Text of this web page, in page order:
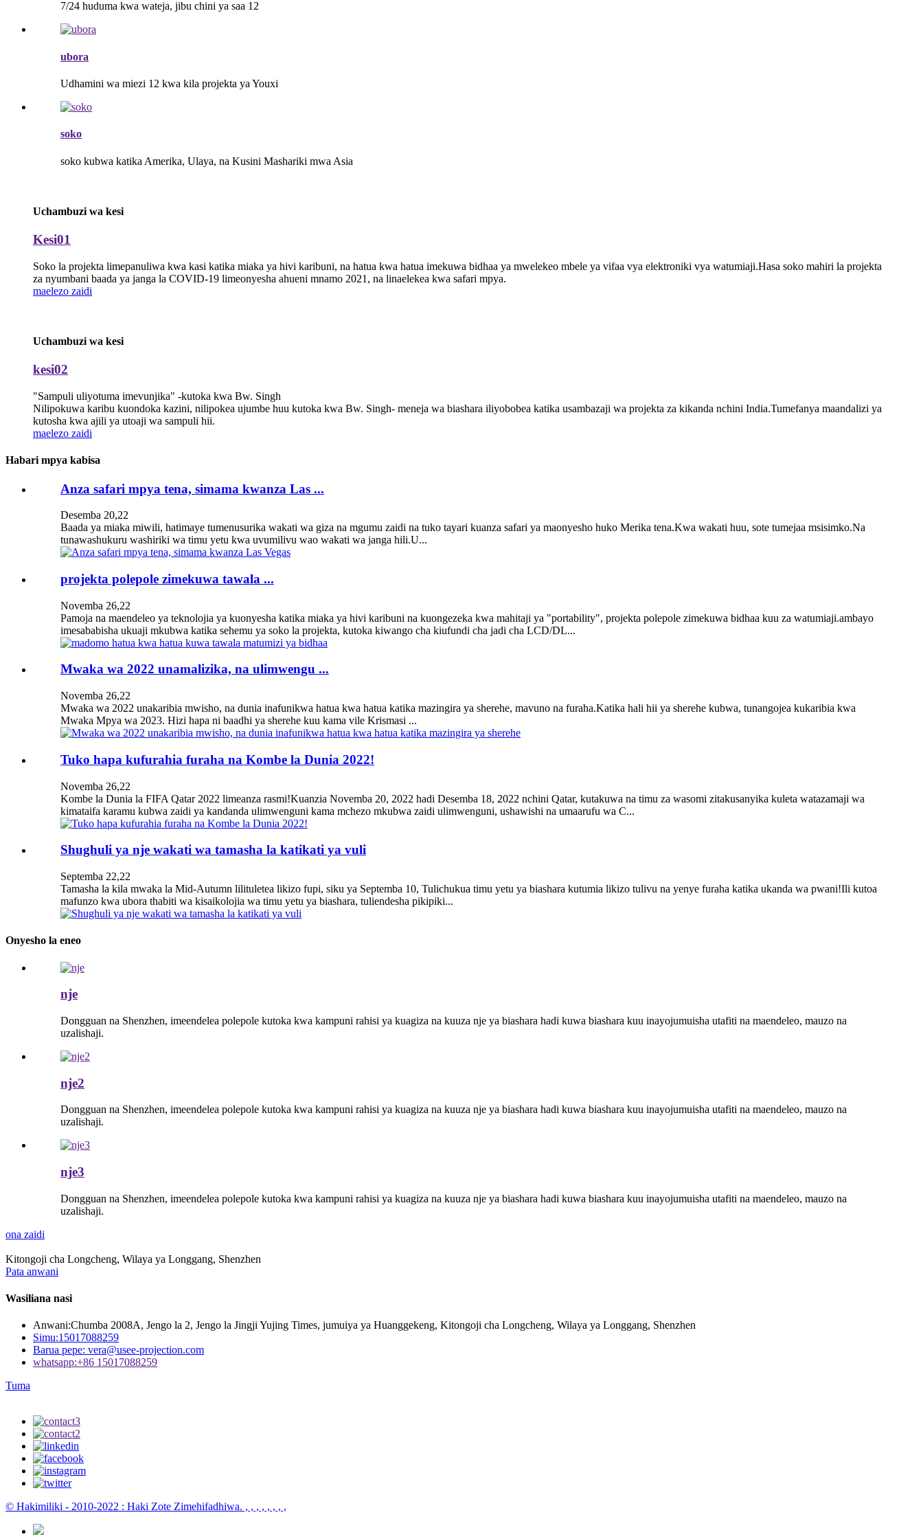
7/24 huduma kwa wateja, jibu chini ya saa 12
ubora
Udhamini wa miezi 12 kwa kila projekta ya Youxi
soko
soko kubwa katika Amerika, Ulaya, na Kusini Mashariki mwa Asia
Uchambuzi wa kesi
Kesi01
Soko la projekta limepanuliwa kwa kasi katika miaka ya hivi karibuni, na hatua kwa hatua imekuwa bidhaa ya mwelekeo mbele ya vifaa vya elektroniki vya watumiaji.Hasa soko mahiri la projekta
za nyumbani baada ya janga la COVID-19 limeonyesha ahueni mnamo 2021, na linaelekea kwa safari mpya.
maelezo zaidi
Uchambuzi wa kesi
kesi02
"Sampuli uliyotuma imevunjika" -kutoka kwa Bw. Singh
Nilipokuwa karibu kuondoka kazini, nilipokea ujumbe huu kutoka kwa Bw. Singh- meneja wa biashara iliyobobea katika usambazaji wa projekta za kikanda nchini India.Tumefanya maandalizi ya
kutosha kwa ajili ya utoaji wa sampuli hii.
maelezo zaidi
Habari mpya kabisa
Anza safari mpya tena, simama kwanza Las ...
Desemba 20,22
Baada ya miaka miwili, hatimaye tumenusurika wakati wa giza na mgumu zaidi na tuko tayari kuanza safari ya maonyesho huko Merika tena.Kwa wakati huu, sote tumejaa msisimko.Na
tunawashukuru washiriki wa timu yetu kwa uvumilivu wao wakati wa janga hili.U...
projekta polepole zimekuwa tawala ...
Novemba 26,22
Pamoja na maendeleo ya teknolojia ya kuonyesha katika miaka ya hivi karibuni na kuongezeka kwa mahitaji ya "portability", projekta polepole zimekuwa bidhaa kuu za watumiaji.ambayo
imesababisha ukuaji mkubwa katika sehemu ya soko la projekta, kutoka kiwango cha kiufundi cha jadi cha LCD/DL...
Mwaka wa 2022 unamalizika, na ulimwengu ...
Novemba 26,22
Mwaka wa 2022 unakaribia mwisho, na dunia inafunikwa hatua kwa hatua katika mazingira ya sherehe, mavuno na furaha.Katika hali hii ya sherehe kubwa, tunangojea kukaribia kwa
Mwaka Mpya wa 2023. Hizi hapa ni baadhi ya sherehe kuu kama vile Krismasi ...
Tuko hapa kufurahia furaha na Kombe la Dunia 2022!
Novemba 26,22
Kombe la Dunia la FIFA Qatar 2022 limeanza rasmi!Kuanzia Novemba 20, 2022 hadi Desemba 18, 2022 nchini Qatar, kutakuwa na timu za wasomi zitakusanyika kuleta watazamaji wa
kimataifa karamu kubwa zaidi ya kandanda ulimwenguni kama mchezo mkubwa zaidi ulimwenguni, ushawishi na umaarufu wa C...
Shughuli ya nje wakati wa tamasha la katikati ya vuli
Septemba 22,22
Tamasha la kila mwaka la Mid-Autumn lilituletea likizo fupi, siku ya Septemba 10, Tulichukua timu yetu ya biashara kutumia likizo tulivu na yenye furaha katika ukanda wa pwani!Ili kutoa
mafunzo kwa ubora thabiti wa kisaikolojia wa timu yetu ya biashara, tuliendesha pikipiki...
Onyesho la eneo
nje
Dongguan na Shenzhen, imeendelea polepole kutoka kwa kampuni rahisi ya kuagiza na kuuza nje ya biashara hadi kuwa biashara kuu inayojumuisha utafiti na maendeleo, mauzo na
uzalishaji.
nje2
Dongguan na Shenzhen, imeendelea polepole kutoka kwa kampuni rahisi ya kuagiza na kuuza nje ya biashara hadi kuwa biashara kuu inayojumuisha utafiti na maendeleo, mauzo na
uzalishaji.
nje3
Dongguan na Shenzhen, imeendelea polepole kutoka kwa kampuni rahisi ya kuagiza na kuuza nje ya biashara hadi kuwa biashara kuu inayojumuisha utafiti na maendeleo, mauzo na
uzalishaji.
ona zaidi
Kitongoji cha Longcheng, Wilaya ya Longgang, Shenzhen
Pata anwani
Wasiliana nasi
Anwani:Chumba 2008A, Jengo la 2, Jengo la Jingji Yujing Times, jumuiya ya Huanggekeng, Kitongoji cha Longcheng, Wilaya ya Longgang, Shenzhen
Simu:15017088259
Barua pepe: vera@usee-projection.com
whatsapp:+86 15017088259
Tuma
© Hakimiliki - 2010-2022 : Haki Zote Zimehifadhiwa. , , , , , , , ,